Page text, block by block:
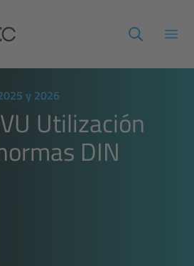
y 2026
Utilización
DIN